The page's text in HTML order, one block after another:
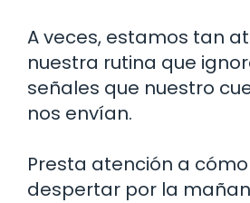
A veces, estamos tan
nuestra rutina que
señales que nuestro
nos envían.
Presta atención a
despertar por la